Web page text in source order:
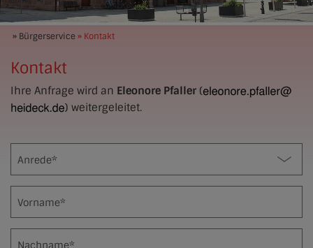
» Bürgerservice» Kontakt
Kontakt
Ihre Anfrage wird an Eleonore Pfaller (
) weitergeleitet.
Anrede*
Vorname*